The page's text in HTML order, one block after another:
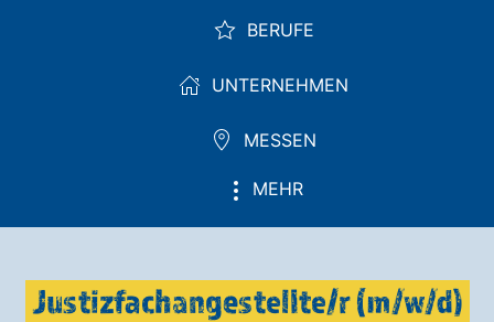
BERUFE
UNTERNEHMEN
MESSEN
MEHR
Justizfachangestellte/r (m/w/d)